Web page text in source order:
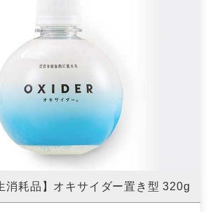
消耗品】オキサイダー置き型 320g